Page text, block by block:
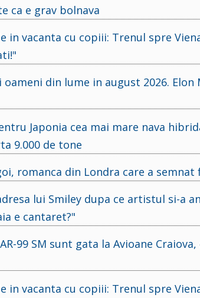
ca e grav bolnava
in vacanta cu copiii: Trenul spre
din lume in august 2026.
Japonia cea mai mare nava
9.000 de tone
romanca din Londra care a
lui Smiley dupa ce artistul si-a
e cantaret?"
99 SM sunt gata la Avioane
in vacanta cu copiii: Trenul spre